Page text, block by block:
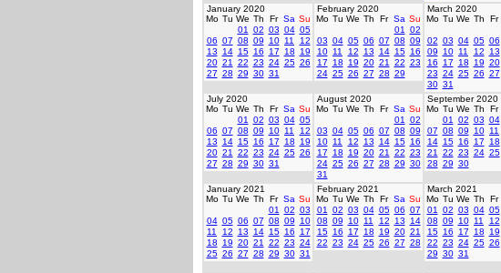
January 2020
Mo Tu We Th Fr Sa Su
01
02 03 04 05
06 07 08 09 10 11
12
13
14 15 16 17 18
19
20 21 22 23 24 25 26
27 28 29 30 31
February 2020
Mo Tu We Th Fr Sa Su
01
02
03 04 05 06 07 08 09
10 11 12 13 14 15 16
17
18 19 20 21 22 23
24 25 26 27 28 29
March 2020
Mo Tu We Th Fr
02 03 04 05 06
09
10 11 12 13
16
17 18 19 20
23 24 25 26 27
30 31
July 2020
Mo Tu We Th Fr Sa Su
01
02 03 04 05
06 07 08 09 10 11
12
13
14 15 16 17 18
19
20 21 22 23 24 25 26
27 28 29 30 31
August 2020
Mo Tu We Th Fr Sa Su
01
02
03 04 05 06 07 08 09
10 11 12 13 14 15 16
17
18 19 20 21 22 23
24 25 26 27 28 29 30
31
September 2020
Mo Tu We Th Fr
01
02 03 04
07 08 09 10 11
14 15 16 17 18
21
22 23 24 25
28 29 30
January 2021
Mo Tu We Th Fr Sa Su
01
02 03
04 05 06 07 08 09
10
11
12 13 14 15 16
17
18
19 20 21 22 23 24
25 26 27 28 29 30 31
February 2021
Mo Tu We Th Fr Sa Su
01
02 03 04 05 06 07
08 09 10 11 12 13
14
15 16 17 18 19 20 21
22 23 24 25 26 27 28
March 2021
Mo Tu We Th Fr
01
02 03 04 05
08 09 10 11 12
15 16 17 18 19
22 23 24 25 26
29 30 31